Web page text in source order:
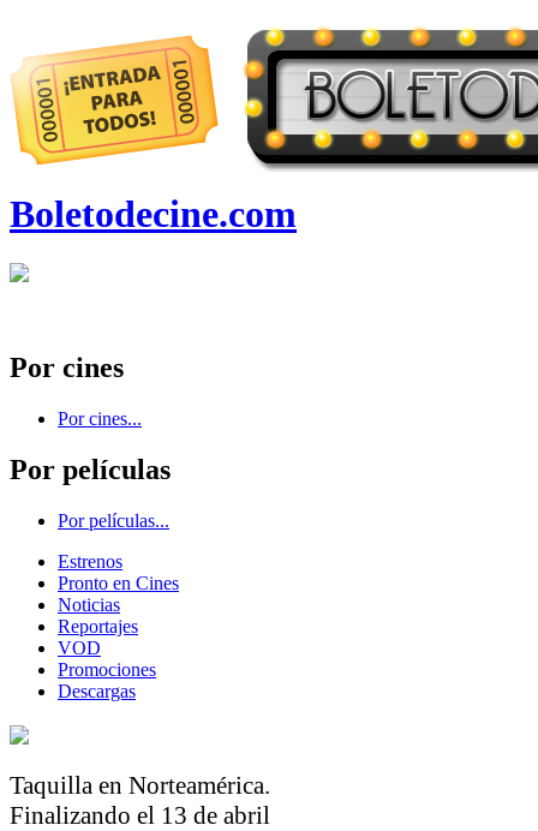
Boletodecine.com
Por cines
Por cines...
Por películas
Por películas...
Estrenos
Pronto en Cines
Noticias
Reportajes
VOD
Promociones
Descargas
Taquilla en Norteamérica.
Finalizando el 13 de abril